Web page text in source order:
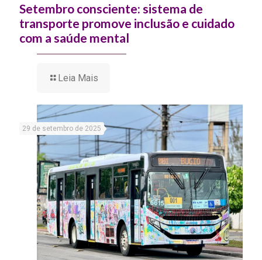
Setembro consciente: sistema de
transporte promove inclusão e cuidado
com a saúde mental
Leia Mais
29 de setembro de 2025